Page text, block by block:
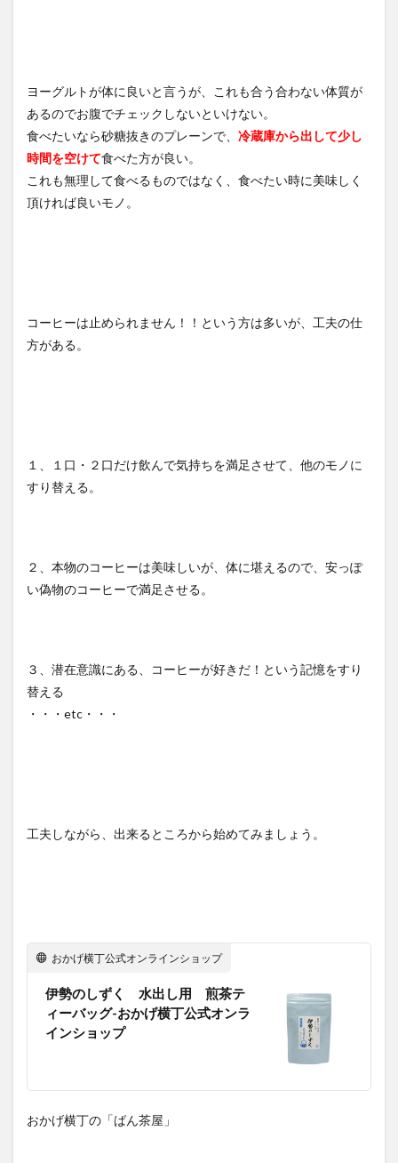
ヨーグルトが体に良いと言うが、これも合う合わない体質が
あるのでお腹でチェックしないといけない。
食べたいなら砂糖抜きのプレーンで、 冷蔵庫から出して少し
時間を空けて食べた方が良い。
これも無理して食べるものではなく、食べたい時に美味しく
頂ければ良いモノ。
コーヒーは止められません！！という方は多いが、工夫の仕
方がある。
１、１口・２口だけ飲んで気持ちを満足させて、他のモノに
すり替える。
２、本物のコーヒーは美味しいが、体に堪えるので、安っぽ
い偽物のコーヒーで満足させる。
３、潜在意識にある、コーヒーが好きだ！という記憶をすり
替える
・・・etc・・・
工夫しながら、出来るところから始めてみましょう。
おかげ横丁公式オンラインショップ
伊勢のしずく 水出し用 煎茶テ
ィーバッグ-おかげ横丁公式オンラ
インショップ
おかげ横丁の「ばん茶屋」